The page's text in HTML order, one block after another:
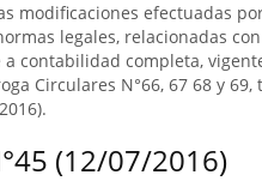
modificaciones efectuadas
legales, relacionadas
a contabilidad completa,
Circulares N°66, 67 68 y
(12/07/2016)